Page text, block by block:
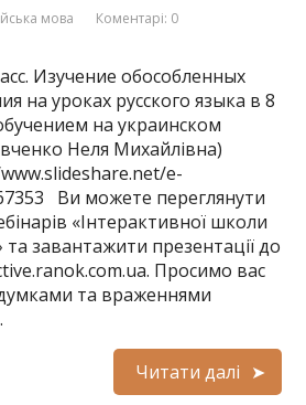
мова Коментарі: 0
Изучение обособленных
на уроках русского языка в 8
на украинском
Неля Михайлівна)
e-
Ви можете переглянути
«Інтерактивної школи
завантажити презентації до
Просимо вас
та враженнями
Читати далі